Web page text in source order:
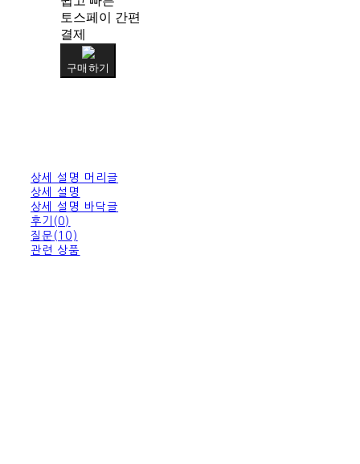
토스페이 간편
결제
구매하기
상세 설명 머리글
상세 설명
상세 설명 바닥글
후기(0)
질문(10)
관련 상품